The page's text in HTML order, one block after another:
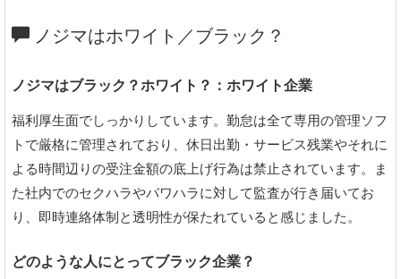
ノジマはホワイト／ブラック？
ノジマはブラック？ホワイト？：ホワイト企業
福利厚生面でしっかりしています。勤怠は全て専用の管理ソフ
トで厳格に管理されており、休日出勤・サービス残業やそれに
よる時間辺りの受注金額の底上げ行為は禁止されています。ま
た社内でのセクハラやパワハラに対して監査が行き届いてお
り、即時連絡体制と透明性が保たれていると感じました。
どのような人にとってブラック企業？